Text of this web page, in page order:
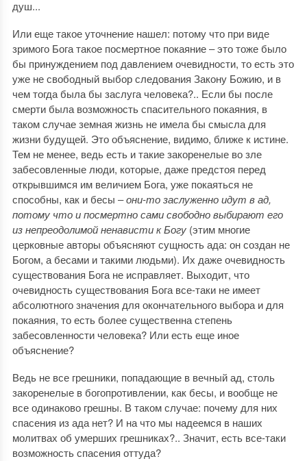
душ...
Или еще такое уточнение нашел: потому что при виде
зримого Бога такое посмертное покаяние ‒ это тоже было
бы принуждением под давлением очевидности, то есть это
уже не свободный выбор следования Закону Божию, и в
чем тогда была бы заслуга человека?.. Если бы после
смерти была возможность спасительного покаяния, в
таком случае земная жизнь не имела бы смысла для
жизни будущей. Это объяснение, видимо, ближе к истине.
Тем не менее, ведь есть и такие закоренелые во зле
забесовленные люди, которые, даже предстоя перед
открывшимся им величием Бога, уже покаяться не
способны, как и бесы ‒они-то заслуженно идут в ад,
потому что и посмертно сами свободно выбирают его
из непреодолимой ненависти к Богу(этим многие
церковные авторы объясняют сущность ада: он создан не
Богом, а бесами и такими людьми). Их даже очевидность
существования Бога не исправляет. Выходит, что
очевидность существования Бога все-таки не имеет
абсолютного значения для окончательного выбора и для
покаяния, то есть более существенна степень
забесовленности человека? Или есть еще иное
объяснение?
Ведь не все грешники, попадающие в вечный ад, столь
закоренелые в богопротивлении, как бесы, и вообще не
все одинаково грешны. В таком случае: почему для них
спасения из ада нет? И на что мы надеемся в наших
молитвах об умерших грешниках?.. Значит, есть все-таки
возможность спасения оттуда?